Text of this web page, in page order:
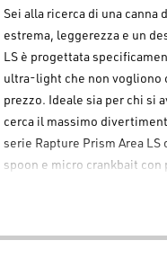
Sei alla ricerca di una
estrema, leggerezza e un
LS è progettata
ultra-light che non vogliono
prezzo. Ideale sia per chi si
cerca il massimo
serie Rapture Prism Area LS
spoon e micro crankbait
Caratteristiche Tecniche